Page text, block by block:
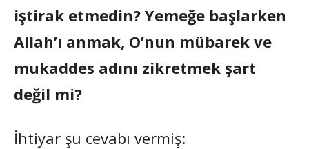
iştirak etmedin? Yemeğe başlarken
Allah’ı anmak, O’nun mübarek ve
mukaddes adını zikretmek şart
değil mi?
İhtiyar şu cevabı vermiş: